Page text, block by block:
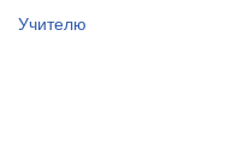
Учителю